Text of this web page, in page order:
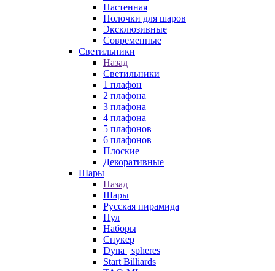
Настенная
Полочки для шаров
Эксклюзивные
Современные
Светильники
Назад
Светильники
1 плафон
2 плафона
3 плафона
4 плафона
5 плафонов
6 плафонов
Плоские
Декоративные
Шары
Назад
Шары
Русская пирамида
Пул
Наборы
Снукер
Dyna | spheres
Start Billiards